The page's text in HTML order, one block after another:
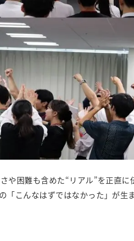
や困難も含めた“リアル”を正直に
「こんなはずではなかった」が生